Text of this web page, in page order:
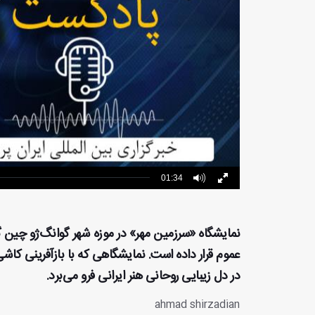
01:34
عموم قرار داده است. نمایشگاهی که با بازآفرینی
در دل زیبایی روحانی هنر ایرانی فرو می‌برد.
ahmad shirzadian